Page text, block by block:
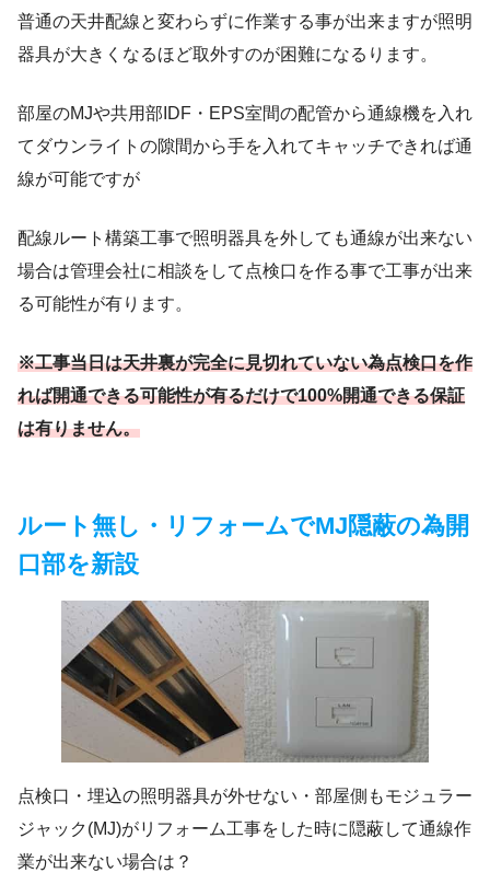
普通の天井配線と変わらずに作業する事が出来ますが照明
器具が大きくなるほど取外すのが困難になるります。
部屋のMJや共用部IDF・EPS室間の配管から通線機を入れ
てダウンライトの隙間から手を入れてキャッチできれば通
線が可能ですが
配線ルート構築工事で照明器具を外しても通線が出来ない
場合は管理会社に相談をして点検口を作る事で工事が出来
る可能性が有ります。
※工事当日は天井裏が完全に見切れていない為点検口を作
れば開通できる可能性が有るだけで100%開通できる保証
は有りません。
ルート無し・リフォームでMJ隠蔽の為開
口部を新設
点検口・埋込の照明器具が外せない・部屋側もモジュラー
ジャック(MJ)がリフォーム工事をした時に隠蔽して通線作
業が出来ない場合は？